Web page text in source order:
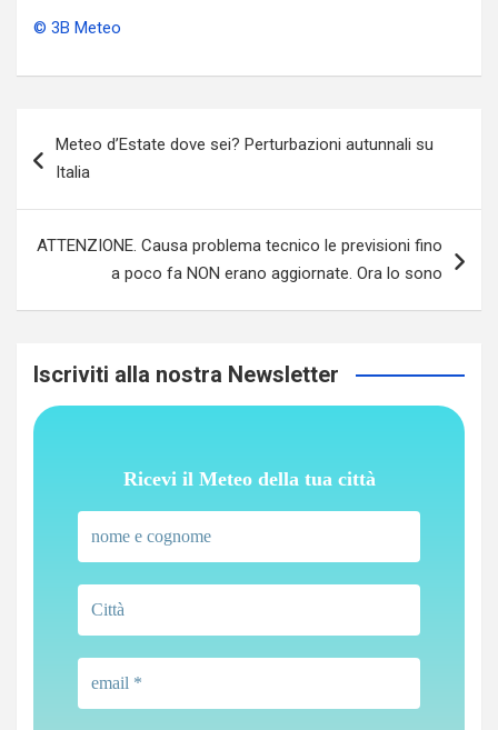
© 3B Meteo
articoli
Meteo d’Estate dove sei? Perturbazioni autunnali su
Italia
ATTENZIONE. Causa problema tecnico le previsioni fino
a poco fa NON erano aggiornate. Ora lo sono
Iscriviti alla nostra Newsletter
Ricevi il Meteo della tua città